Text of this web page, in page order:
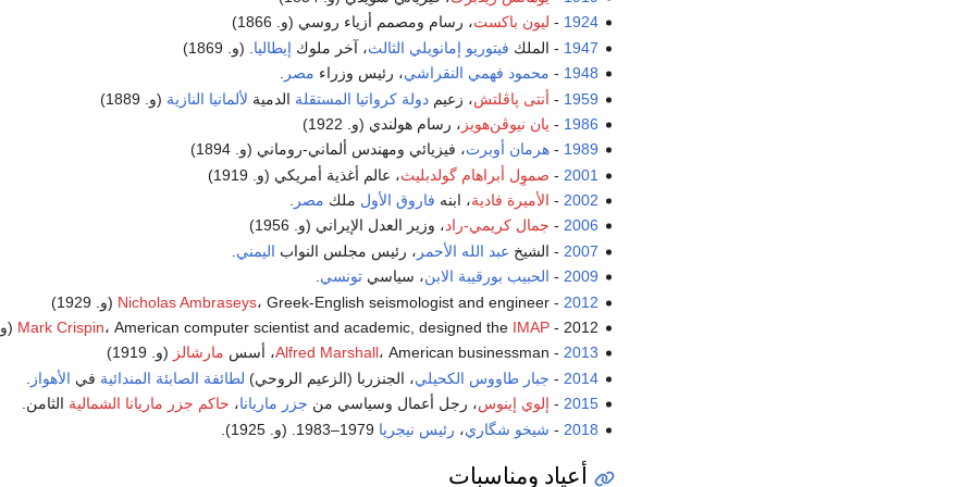
1924
- ليون باكست، رسام ومصمم أزياء روسي (و. 1866)
1947 - الملك فيتوريو إمانويلي الثالث، آخر ملوك إيطاليا . (و. 1869)
1948
- محمود فهمي النقراشي، رئيس وزراء مصر
1959
- أنتى پاڤلتش، زعيمدولة كرواتيا المستقلة الدمية لألمانيا النازية (و. 1889)
1986
- يان نيوڤن‌هويز ، رسام هولندي (و. 1922)
1989
-هرمان أوبرت، فيزيائي ومهندس ألماني-روماني (و. 1894)
2001
- صموِل أبراهام گولدبليث، عالم أغذية أمريكي (و. 1919)
2002
- الأميرة فادية، ابنه فاروق الأول ملك مصر
2006
- جمال كريمي-راد، وزير العدل الإيراني (و. 1956)
2007 - الشيخ عبد الله الأحمر ، رئيس مجلس النواب اليمني
2009
- الحبيب بورقيبة الابن، سياسيتونسي.
2012
-
Nicholas Ambraseys، Greek-English seismologist and engineer (و. 1929)
2012 -
Mark Crispin، American computer scientist and academic, designed the IMAP
(و.
2013
-
Alfred Marshall، American businessman، أسس مارشالز (و. 1919)
2014
- جبار طاووس الكحيلي، الجنزربا (الزعيم الروحي) لطائفة الصابئة المندائية في الأهواز
2015
- إلوي إينوس، رجل أعمال وسياسي من جزر ماريانا، حاكم جزر ماريانا الشمالية الثامن.
2018
- شيخو شگاري، رئيس نيجريا 1979–1983. (و. 1925).
أعياد ومناسبات